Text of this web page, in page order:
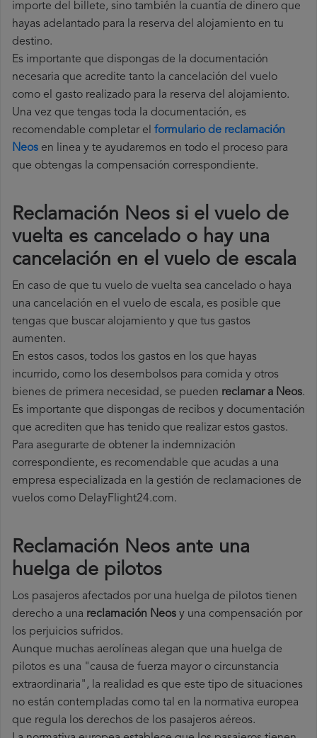
importe del billete, sino también la cuantía de dinero que
hayas adelantado para la reserva del alojamiento en tu
destino.
Es importante que dispongas de la documentación
necesaria que acredite tanto la cancelación del vuelo
como el gasto realizado para la reserva del alojamiento.
Una vez que tengas toda la documentación, es
recomendable completar el formulario de reclamación
Neos en linea y te ayudaremos en todo el proceso para
que obtengas la compensación correspondiente.
Reclamación Neos si el vuelo de
vuelta es cancelado o hay una
cancelación en el vuelo de escala
En caso de que tu vuelo de vuelta sea cancelado o haya
una cancelación en el vuelo de escala, es posible que
tengas que buscar alojamiento y que tus gastos
aumenten.
En estos casos, todos los gastos en los que hayas
incurrido, como los desembolsos para comida y otros
bienes de primera necesidad, se pueden reclamar a Neos.
Es importante que dispongas de recibos y documentación
que acrediten que has tenido que realizar estos gastos.
Para asegurarte de obtener la indemnización
correspondiente, es recomendable que acudas a una
empresa especializada en la gestión de reclamaciones de
vuelos como DelayFlight24.com.
Reclamación Neos ante una
huelga de pilotos
Los pasajeros afectados por una huelga de pilotos tienen
derecho a una reclamación Neos y una compensación por
los perjuicios sufridos.
Aunque muchas aerolíneas alegan que una huelga de
pilotos es una "causa de fuerza mayor o circunstancia
extraordinaria", la realidad es que este tipo de situaciones
no están contempladas como tal en la normativa europea
que regula los derechos de los pasajeros aéreos.